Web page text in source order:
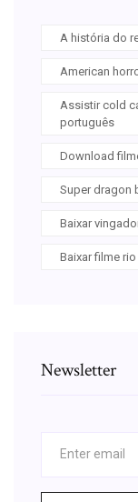
A história do
American
Assistir cold
português
Download
Super dragon
Baixar
Baixar filme rio
Newsletter